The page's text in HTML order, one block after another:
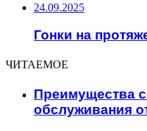
24.09.2025
Гонки на
ЧИТАЕМОЕ
Преимущества
обслуживания